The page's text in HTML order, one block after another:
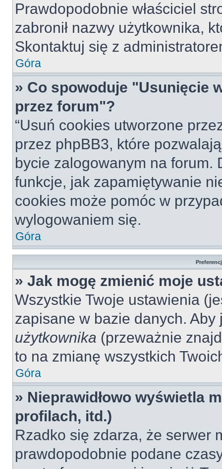
Prawdopodobnie właściciel
zabronił nazwy użytkownika,
Skontaktuj się z
Góra
» Co spowoduje "Usunięcie
przez forum"?
“Usuń cookies utworzone
przez phpBB3, które
bycie zalogowanym na forum.
funkcje, jak zapamiętywanie
cookies może pomóc w
wylogowaniem się.
Góra
» Jak mogę zmienić moje
Wszystkie Twoje ustawienia
zapisane w bazie danych.
użytkownika (przeważnie
to na zmianę wszystkich
Góra
» Nieprawidłowo wyświetla
profilach, itd.)
Rzadko się zdarza, że serwer
prawdopodobnie podane